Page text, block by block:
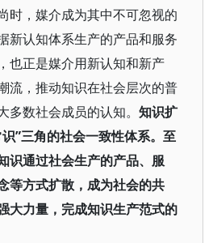
时，媒介成为其中不可忽视的
新认知体系生产的产品和服务
也正是媒介用新认知和新产
流，推动知识在社会层次的普
数社会成员的认知。 知识扩
”三角的社会一致性体系。至
识通过社会生产的产品、服
等方式扩散，成为社会的共
大力量，完成知识生产范式的